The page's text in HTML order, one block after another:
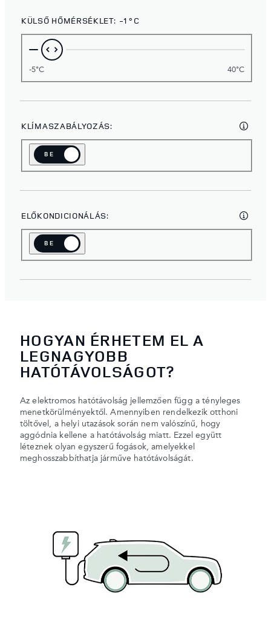
KÜLSŐ HŐMÉRSÉKLET: -1°C
-5°C 40°C
KLÍMASZABÁLYOZÁS:
BE
ELŐKONDICIONÁLÁS:
BE
HOGYAN ÉRHETEM EL A
LEGNAGYOBB
HATÓTÁVOLSÁGOT?
Az elektromos hatótávolság jellemzően függ a tényleges
menetkörülményektől. Amennyiben rendelkezik otthoni
töltővel, a helyi utazások során nem valószínű, hogy
aggódnia kellene a hatótávolság miatt. Ezzel együtt
léteznek olyan egyszerű fogások, amelyekkel
meghosszabbíthatja járműve hatótávolságát.